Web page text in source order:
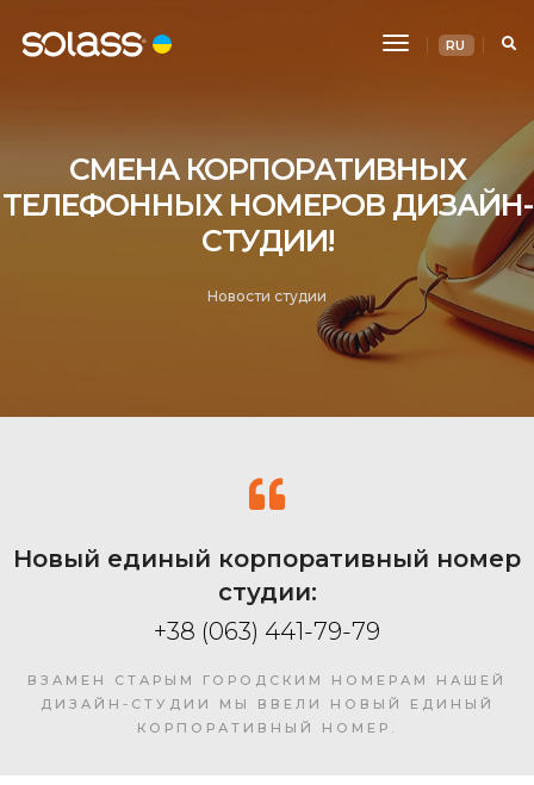
Toggle
RU
СМЕНА КОРПОРАТИВНЫХ
ТЕЛЕФОННЫХ НОМЕРОВ ДИЗАЙН-
СТУДИИ!
Новости студии
Новый единый корпоративный номер
студии:
+38 (063) 441-79-79
ВЗАМЕН СТАРЫМ ГОРОДСКИМ НОМЕРАМ НАШЕЙ
ДИЗАЙН-СТУДИИ МЫ ВВЕЛИ НОВЫЙ ЕДИНЫЙ
КОРПОРАТИВНЫЙ НОМЕР.